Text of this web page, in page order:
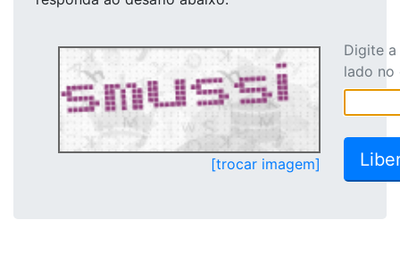
[trocar imagem]
Digite
lado no